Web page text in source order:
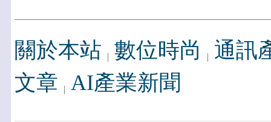
關於本站 數位時尚
通訊
文章 AI產業新聞